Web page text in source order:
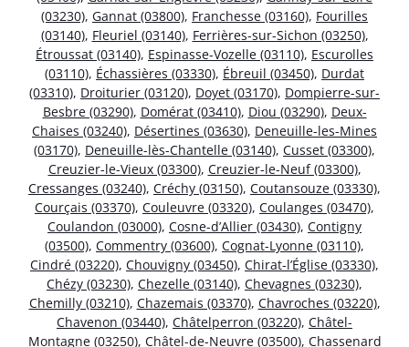
(03230), Gannat (03800), Franchesse (03160), Fourilles
(03140), Fleuriel (03140), Ferrières-sur-Sichon (03250),
Étroussat (03140), Espinasse-Vozelle (03110), Escurolles
(03110), Échassières (03330), Ébreuil (03450), Durdat
(03310), Droiturier (03120), Doyet (03170), Dompierre-sur-
Besbre (03290), Domérat (03410), Diou (03290), Deux-
Chaises (03240), Désertines (03630), Deneuille-les-Mines
(03170), Deneuille-lès-Chantelle (03140), Cusset (03300),
Creuzier-le-Vieux (03300), Creuzier-le-Neuf (03300),
Cressanges (03240), Créchy (03150), Coutansouze (03330),
Courçais (03370), Couleuvre (03320), Coulanges (03470),
Coulandon (03000), Cosne-d’Allier (03430), Contigny
(03500), Commentry (03600), Cognat-Lyonne (03110),
Cindré (03220), Chouvigny (03450), Chirat-l’Église (03330),
Chézy (03230), Chezelle (03140), Chevagnes (03230),
Chemilly (03210), Chazemais (03370), Chavroches (03220),
Chavenon (03440), Châtelperron (03220), Châtel-
Montagne (03250), Châtel-de-Neuvre (03500), Chassenard